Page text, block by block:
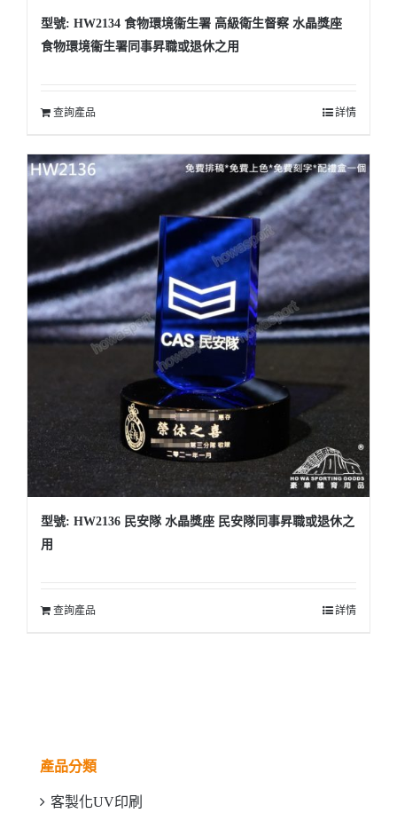
型號: HW2134 食物環境衞生署 高級衛生督察 水晶獎座
食物環境衞生署同事昇職或退休之用
查詢產品 詳情
型號: HW2136 民安隊 水晶獎座 民安隊同事昇職或退休之
用
查詢產品 詳情
產品分類
客製化UV印刷